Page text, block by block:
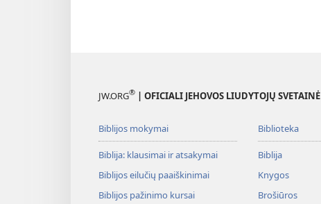
JW.ORG® | OFICIALI JEHOVOS LIUDYTOJŲ SVETAINĖ
Biblijos mokymai
Biblija: klausimai ir atsakymai
Biblijos eilučių paaiškinimai
Biblijos pažinimo kursai
Biblioteka
Biblija
Knygos
Brošiūros